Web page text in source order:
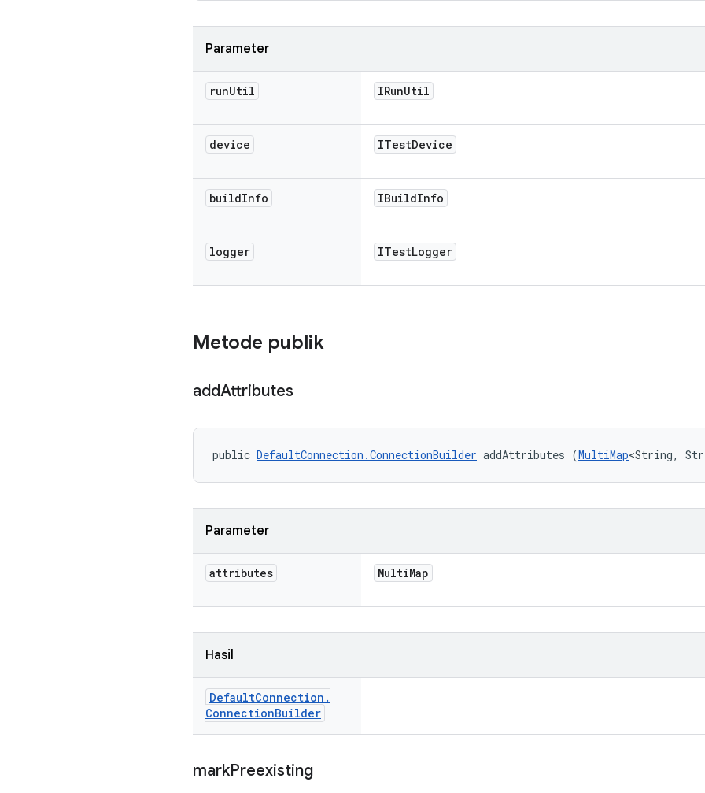
Parameter
runUtil IRunUtil
device ITestDevice
buildInfo IBuildInfo
logger ITestLogger
Metode publik
addAttributes
public DefaultConnection.ConnectionBuilder addAttributes (MultiMap<String,
Parameter
attributes MultiMap
Hasil
DefaultConnection .
ConnectionBuilder
markPreexisting